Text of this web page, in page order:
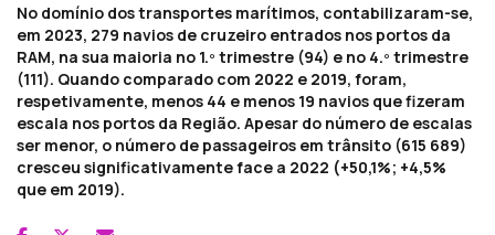
No domínio dos transportes marítimos, contabilizaram-se,
em 2023, 279 navios de cruzeiro entrados nos portos da
RAM, na sua maioria no 1.º trimestre (94) e no 4.º trimestre
(111). Quando comparado com 2022 e 2019, foram,
respetivamente, menos 44 e menos 19 navios que fizeram
escala nos portos da Região. Apesar do número de escalas
ser menor, o número de passageiros em trânsito (615 689)
cresceu significativamente face a 2022 (+50,1%; +4,5%
que em 2019).